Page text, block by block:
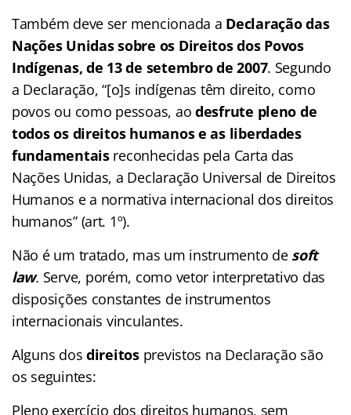
Também deve ser mencionada a Declaração das
Nações Unidas sobre os Direitos dos Povos
Indígenas, de 13 de setembro de 2007. Segundo
a Declaração, “[o]s indígenas têm direito, como
povos ou como pessoas, ao desfrute pleno de
todos os direitos humanos e as liberdades
fundamentaisreconhecidas pela Carta das
Nações Unidas, a Declaração Universal de Direitos
Humanos e a normativa internacional dos direitos
humanos” (art. 1º).
Não é um tratado, mas um instrumento de soft
law. Serve, porém, como vetor interpretativo das
disposições constantes de instrumentos
internacionais vinculantes.
Alguns dosdireitosprevistos na Declaração são
os seguintes:
Pleno exercício dos direitos humanos, sem